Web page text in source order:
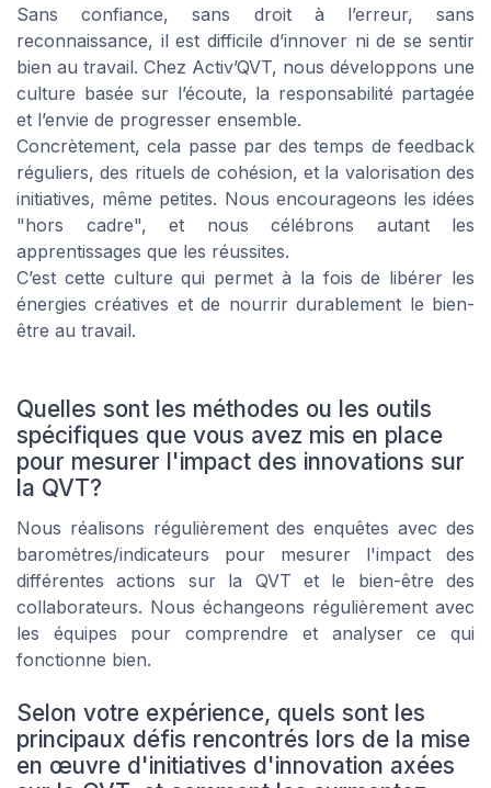
Sans confiance, sans droit à l’erreur, sans
reconnaissance, il est difficile d’innover ni de se sentir
bien au travail. Chez Activ’QVT, nous développons une
culture basée sur l’écoute, la responsabilité partagée
et l’envie de progresser ensemble.
Concrètement, cela passe par des temps de feedback
réguliers, des rituels de cohésion, et la valorisation des
initiatives, même petites. Nous encourageons les idées
"hors cadre", et nous célébrons autant les
apprentissages que les réussites.
C’est cette culture qui permet à la fois de libérer les
énergies créatives et de nourrir durablement le bien-
être au travail.
Quelles sont les méthodes ou les outils
spécifiques que vous avez mis en place
pour mesurer l'impact des innovations sur
la QVT?
Nous réalisons régulièrement des enquêtes avec des
baromètres/indicateurs pour mesurer l'impact des
différentes actions sur la QVT et le bien-être des
collaborateurs. Nous échangeons régulièrement avec
les équipes pour comprendre et analyser ce qui
fonctionne bien.
Selon votre expérience, quels sont les
principaux défis rencontrés lors de la mise
en œuvre d'initiatives d'innovation axées